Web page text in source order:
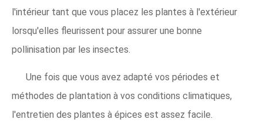
l'intérieur tant que vous placez les plantes à l'extérieur
lorsqu'elles fleurissent pour assurer une bonne
pollinisation par les insectes.
Une fois que vous avez adapté vos périodes et
méthodes de plantation à vos conditions climatiques,
l'entretien des plantes à épices est assez facile.